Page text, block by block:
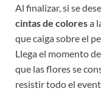
Al finalizar, si se
cintas de coloresa
que caiga sobre el
Llega el momento de
que las flores se
resistir todo el